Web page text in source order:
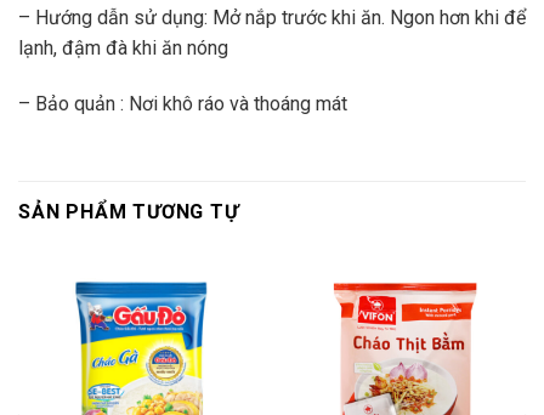
– Hướng dẫn sử dụng: Mở nắp trước khi ăn. Ngon hơn khi để
lạnh, đậm đà khi ăn nóng
– Bảo quản : Nơi khô ráo và thoáng mát
SẢN PHẨM TƯƠNG TỰ